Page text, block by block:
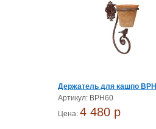
Держатель для кашпо
Артикул: BPH60
Цена: 4 480 p